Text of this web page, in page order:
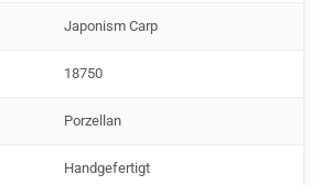
Japonism Carp
18750
Porzellan
Handgefertigt